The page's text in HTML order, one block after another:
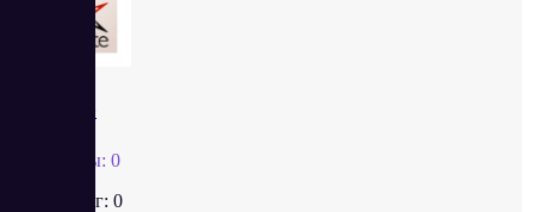
Отзывы: 0
Рейтинг: 0